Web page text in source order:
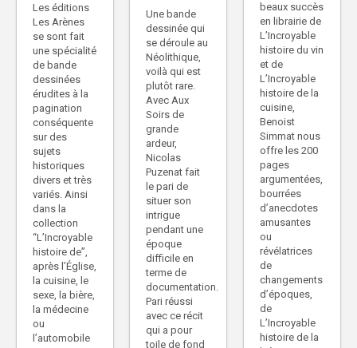
Les éditions
Les Arènes
se sont fait
une spécialité
de bande
dessinées
érudites à la
pagination
conséquente
sur des
sujets
historiques
divers et très
variés. Ainsi
dans la
collection
“L’Incroyable
histoire de”,
après l’Église,
la cuisine, le
sexe, la bière,
la médecine
ou
l’automobile
Une bande
dessinée qui
se déroule au
Néolithique,
voilà qui est
plutôt rare.
Avec Aux
Soirs de
grande
ardeur,
Nicolas
Puzenat fait
le pari de
situer son
intrigue
pendant une
époque
difficile en
terme de
documentation.
Pari réussi
avec ce récit
qui a pour
toile de fond
beaux succès
en librairie de
L’Incroyable
histoire du vin
et de
L’Incroyable
histoire de la
cuisine,
Benoist
Simmat nous
offre les 200
pages
argumentées,
bourrées
d’anecdotes
amusantes
ou
révélatrices
de
changements
d’époques,
de
L’Incroyable
histoire de la